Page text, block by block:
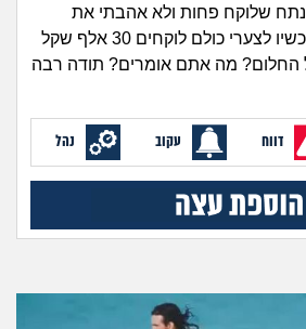
עבודה וקריירה
בית, שכנים ושותפים
מה שעובר עליי
פיננסי וכלכלה
שלוקח פחות ולא אהבתי את
העבודות.. הבנתי שעכשיו לצערי כולם לוקחים 30 אלף שקל
החלום? מה אתם אומרים? תודה רבה
דווח עקוב נהל